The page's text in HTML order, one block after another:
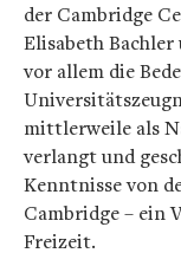
der Cambridge
Elisabeth
vor allem die
mittlerweile als
verlangt und
Kenntnisse von
Cambridge – ein
Freizeit.